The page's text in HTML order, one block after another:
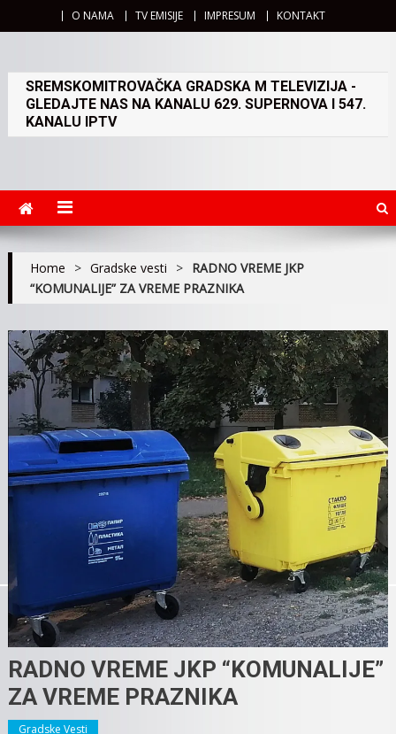
O NAMA TV EMISIJE IMPRESUM KONTAKT
SREMSKOMITROVAČKA GRADSKA M TELEVIZIJA -
GLEDAJTE NAS NA KANALU 629. SUPERNOVA I 547.
KANALU IPTV
Home > Gradske vesti > RADNO VREME JKP
“KOMUNALIJE” ZA VREME PRAZNIKA
RADNO VREME JKP “KOMUNALIJE”
ZA VREME PRAZNIKA
Gradske Vesti